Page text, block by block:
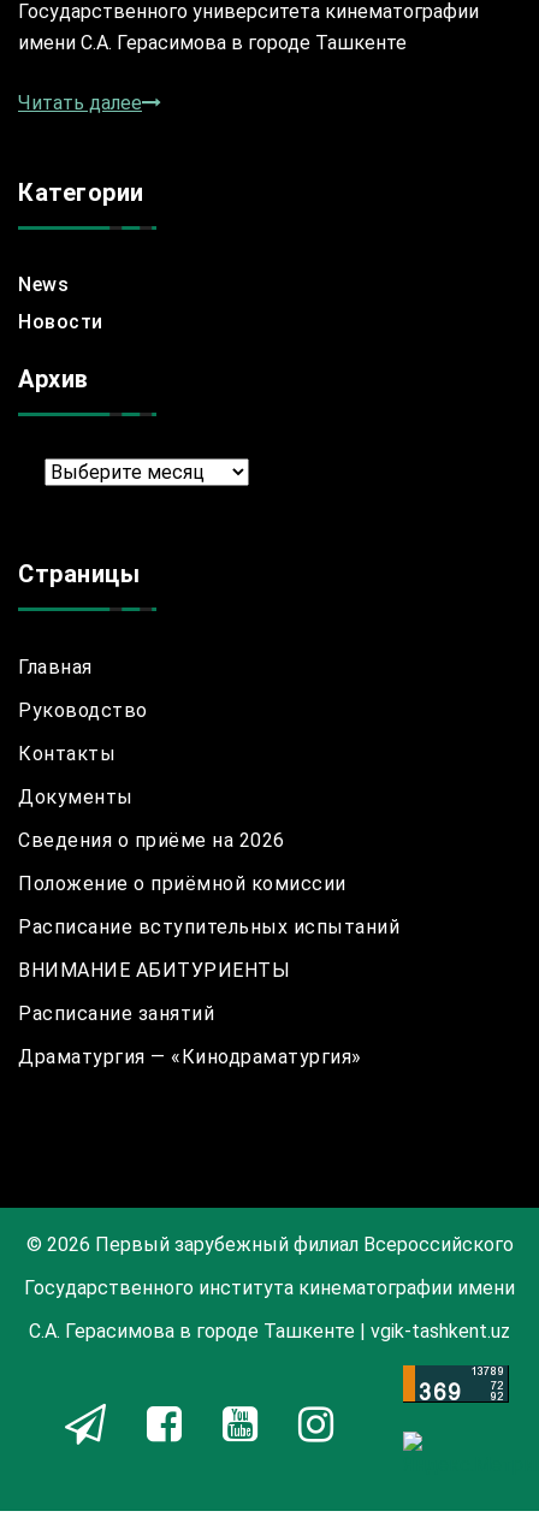
Государственного университета кинематографии
имени С.А. Герасимова в городе Ташкенте
Читать далее
Категории
News
Новости
Архив
Архив
Страницы
Главная
Руководство
Контакты
Документы
Сведения о приёме на 2026
Положение о приёмной комиссии
Расписание вступительных испытаний
ВНИМАНИЕ АБИТУРИЕНТЫ
Расписание занятий
Драматургия — «Кинодраматургия»
© 2026 Первый зарубежный филиал Всероссийского
Государственного института кинематографии имени
С.А. Герасимова в городе Ташкенте | vgik-tashkent.uz